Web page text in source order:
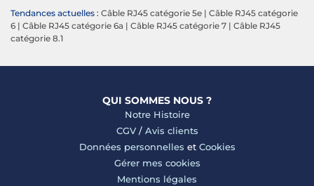
Tendances actuelles : Câble RJ45 catégorie 5e | Câble RJ45 catégorie
6 | Câble RJ45 catégorie 6a | Câble RJ45 catégorie 7 | Câble RJ45
catégorie 8.1
QUI SOMMES NOUS ?
Notre Histoire
CGV/ Avis clients
Données personnelles et Cookies
Gérer mes cookies
Mentions légales